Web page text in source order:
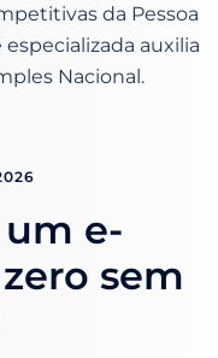
da Pessoa
auxilia
Nacional.
e-
sem